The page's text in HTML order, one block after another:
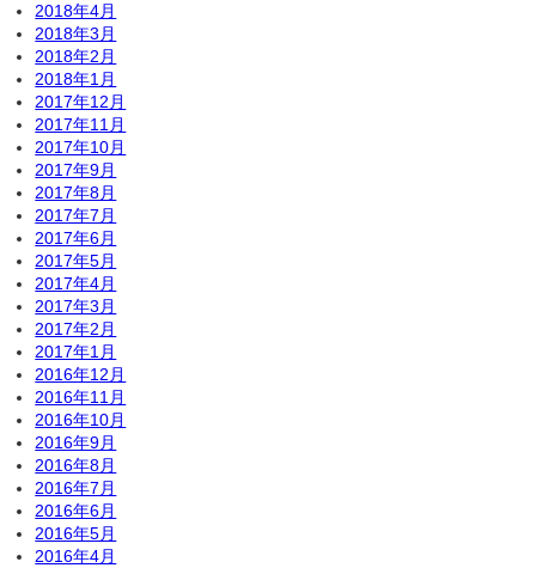
2018年4月
2018年3月
2018年2月
2018年1月
2017年12月
2017年11月
2017年10月
2017年9月
2017年8月
2017年7月
2017年6月
2017年5月
2017年4月
2017年3月
2017年2月
2017年1月
2016年12月
2016年11月
2016年10月
2016年9月
2016年8月
2016年7月
2016年6月
2016年5月
2016年4月